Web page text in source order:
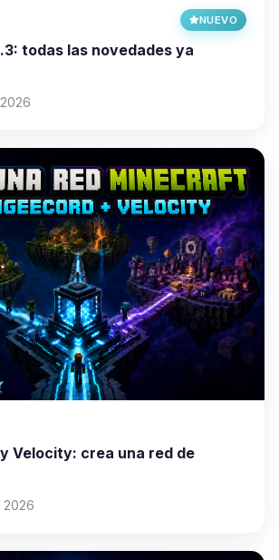
NUEVO
todas las novedades ya
Velocity: crea una red de
2026